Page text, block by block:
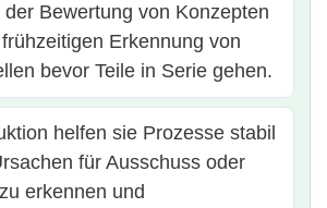
Bewertung von Konzepten
Erkennung von
bevor Teile in Serie gehen.
helfen sie Prozesse stabil
für Ausschuss oder
erkennen und